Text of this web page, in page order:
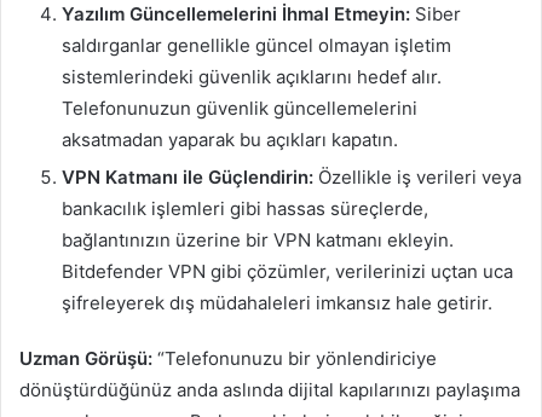
Yazılım Güncellemelerini İhmal Etmeyin: Siber
saldırganlar genellikle güncel olmayan işletim
sistemlerindeki güvenlik açıklarını hedef alır.
Telefonunuzun güvenlik güncellemelerini
aksatmadan yaparak bu açıkları kapatın.
VPN Katmanı ile Güçlendirin: Özellikle iş verileri veya
bankacılık işlemleri gibi hassas süreçlerde,
bağlantınızın üzerine bir VPN katmanı ekleyin.
Bitdefender VPN gibi çözümler, verilerinizi uçtan uca
şifreleyerek dış müdahaleleri imkansız hale getirir.
Uzman Görüşü: “Telefonunuzu bir yönlendiriciye
dönüştürdüğünüz anda aslında dijital kapılarınızı paylaşıma